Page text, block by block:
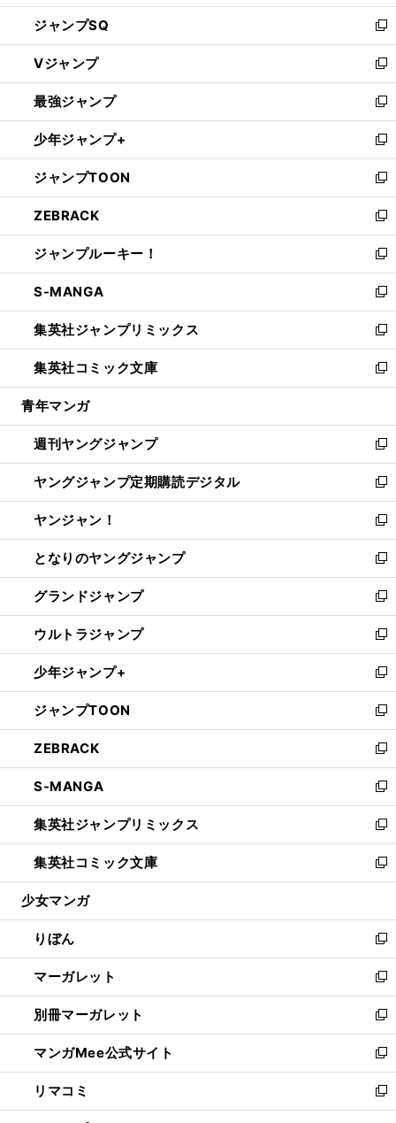
し
い
ウ
ィ
ン
ド
ウ
で
開
く
ジャンプSQ
新
し
い
ウ
ィ
ン
ド
ウ
で
開
く
Vジャンプ
新
し
い
ウ
ィ
ン
ド
ウ
で
開
く
最強ジャンプ
新
し
い
ウ
ィ
ン
ド
ウ
で
開
く
少年ジャンプ+
新
し
い
ウ
ィ
ン
ド
ウ
で
開
く
ジャンプTOON
新
し
い
ウ
ィ
ン
ド
ウ
で
開
く
ZEBRACK
新
し
い
ウ
ィ
ン
ド
ウ
で
開
ジャンプルーキー！
新
し
い
ウ
ィ
ン
ド
ウ
開
く
S-MANGA
新
し
い
ウ
ィ
ン
ウ
で
開
く
集英社ジャンプリミックス
新
し
い
ウ
ン
ド
ウ
で
開
く
集英社コミック文庫
新
し
ウ
ィ
ン
ド
ウ
で
開
く
青年マンガ
週刊ヤングジャンプ
新
し
い
ウ
ィ
ン
ド
ウ
で
開
く
ヤングジャンプ定期購読デジタル
新
し
い
ウ
ィ
ン
ド
ウ
で
開
く
ヤンジャン！
新
し
い
ウ
ィ
ン
ド
ウ
で
開
く
となりのヤングジャンプ
新
し
い
ウ
ィ
ン
ド
ウ
で
開
く
グランドジャンプ
新
し
い
ウ
ィ
ン
ド
ウ
で
開
く
ウルトラジャンプ
新
し
い
ウ
ィ
ン
ド
ウ
で
開
く
少年ジャンプ+
新
し
い
ウ
ィ
ン
ド
ウ
で
開
く
ジャンプTOON
新
し
い
ウ
ィ
ン
ド
ウ
で
開
ZEBRACK
新
し
い
ウ
ィ
ン
ド
ウ
開
く
S-MANGA
新
し
い
ウ
ィ
ン
ウ
で
開
く
集英社ジャンプリミックス
新
し
い
ウ
ン
ド
ウ
で
開
く
集英社コミック文庫
新
し
ウ
ィ
ン
ド
ウ
で
開
く
少女マンガ
りぼん
新
し
い
ウ
ィ
ン
ド
ウ
で
開
マーガレット
新
し
い
ウ
ィ
ン
ド
ウ
別冊マーガレット
新
し
い
ウ
ィ
ン
マンガMee公式サイト
新
し
い
ウ
リマコミ
新
し